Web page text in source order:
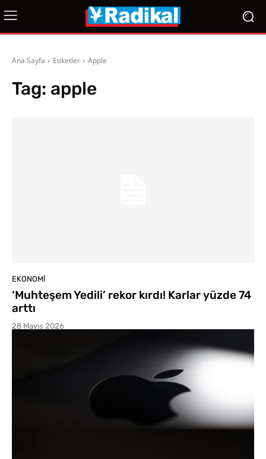
Ana Sayfa Etiketler Apple
Tag: apple
EKONOMI
‘Muhteşem Yedili’ rekor kırdı! Karlar yüzde 74
arttı
28 Mayıs 2026